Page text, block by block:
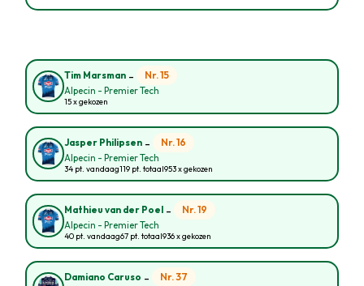
Tim Marsman - Nr. 15
Alpecin - Premier Tech
15 x gekozen
Jasper Philipsen - Nr. 16
Alpecin - Premier Tech
34 pt. vandaag119 pt. totaal953 x gekozen
Mathieu van der Poel - Nr. 19
Alpecin - Premier Tech
40 pt. vandaag67 pt. totaal936 x gekozen
Damiano Caruso - Nr. 37